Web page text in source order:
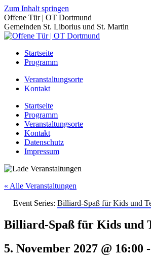
Zum Inhalt springen
Offene Tür | OT Dortmund
Gemeinden St. Liborius und St. Martin
Startseite
Programm
Veranstaltungsorte
Kontakt
Startseite
Programm
Veranstaltungsorte
Kontakt
Datenschutz
Impressum
« Alle Veranstaltungen
Event Series: Billiard-Spaß für Kids und
Billiard-Spaß für Kids und
5. November 2027 @ 16:00 -